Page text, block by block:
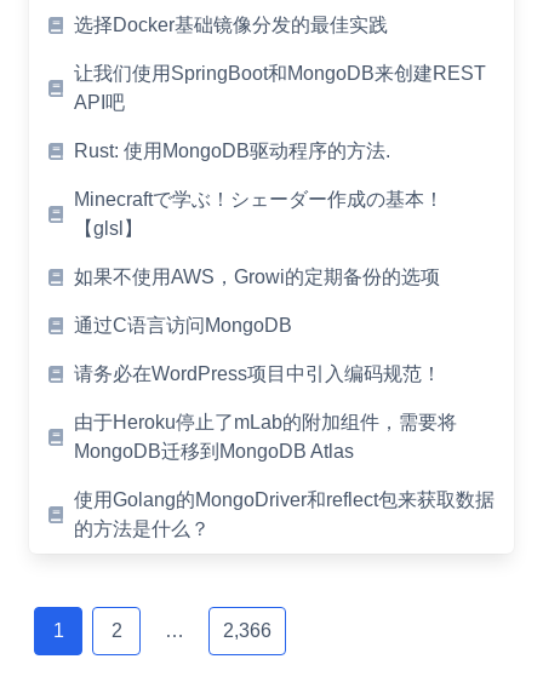
选择Docker基础镜像分发的最佳实践
让我们使用SpringBoot和MongoDB来创建REST
API吧
Rust: 使用MongoDB驱动程序的方法.
Minecraftで学ぶ！シェーダー作成の基本！
【glsl】
如果不使用AWS，Growi的定期备份的选项
通过C语言访问MongoDB
请务必在WordPress项目中引入编码规范！
由于Heroku停止了mLab的附加组件，需要将
MongoDB迁移到MongoDB Atlas
使用Golang的MongoDriver和reflect包来获取数据
的方法是什么？
navigation
1 2 … 2,366